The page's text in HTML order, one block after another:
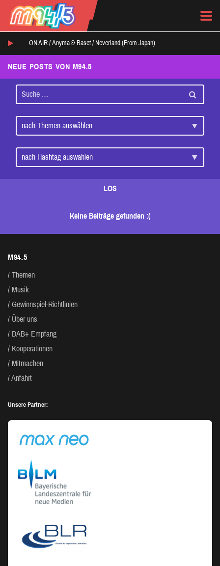
ON AIR / Anyma & Baset / Neverland (From Japan)
NEUE POSTS VON M94.5
LOS
Keine Beiträge gefunden :(
M94.5
Themen
Musik
Gewinnspiel-Richtlinien
Über uns
DAB+ Empfang
Kooperationen
Mitmachen
Anfahrt
Unsere Partner: